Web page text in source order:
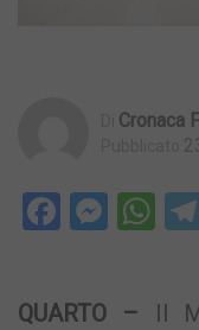
Cronaca
Facebook
QUARTO – Il